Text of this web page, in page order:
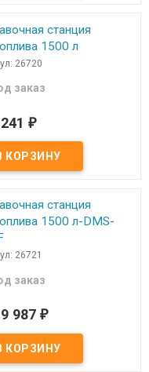
станция
1500 л
26720
заказ
₽
станция
1500 л-DMS-
26721
заказ
987 ₽